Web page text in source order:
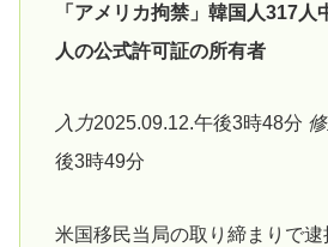
「アメリカ拘禁」韓国人317
人の公式許可証の所有者
入力2025.09.12.午後3時48分
後3時49分
米国移民当局の取り締まりで